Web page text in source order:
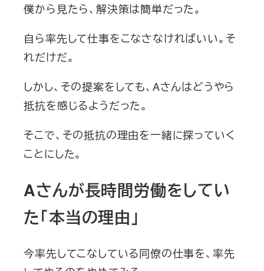
僕から見たら、解決策は簡単だった。
自ら率先して仕事をこなさなければいい。そ
れだけだ。
しかし、その提案をしても、Aさんはどうやら
抵抗を感じるようだった。
そこで、その抵抗の理由を一緒に探っていく
ことにした。
Aさんが長時間労働をしてい
た「本当の理由」
今率先してこなしている同僚の仕事を、率先